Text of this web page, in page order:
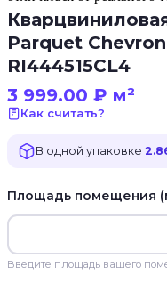
Parquet
RI444515CL4
3 999.00 ₽ м²
Как считать?
В одной упаковке
Площадь помещения
Введите площадь вашего